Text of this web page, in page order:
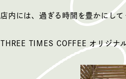
店内には、過ぎる時間を豊かにして
THREE TIMES COFFEE オリジナ